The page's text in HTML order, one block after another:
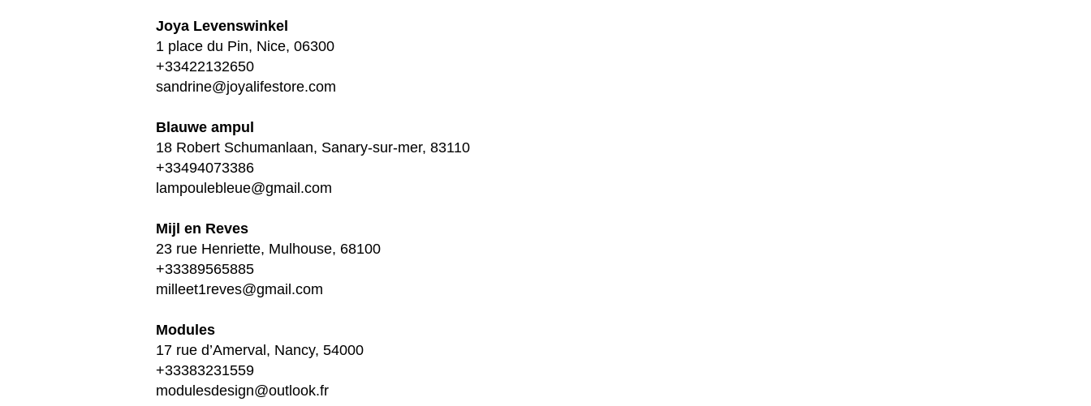
Joya Levenswinkel
1 place du Pin, Nice, 06300
+33422132650
sandrine@joyalifestore.com
Blauwe ampul
18 Robert Schumanlaan, Sanary-sur-mer, 83110
+33494073386
lampoulebleue@gmail.com
Mijl en Reves
23 rue Henriette, Mulhouse, 68100
+33389565885
milleet1reves@gmail.com
Modules
17 rue d’Amerval, Nancy, 54000
+33383231559
modulesdesign@outlook.fr